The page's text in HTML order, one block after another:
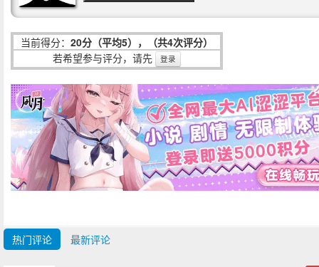
当前得分： 20分（平均5），（共4次评分）
若希望参与评分，请先
登录
热门评论 最新评论